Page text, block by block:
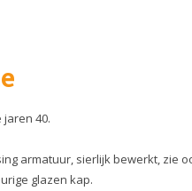
40.
armatuur, sierlijk bewerkt, zie
glazen kap.